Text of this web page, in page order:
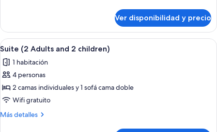
(2
Adults)
Ver disponibilidad y precio
Ver
todas
las
fotos
de
Suite
(2
Habitación de hotel con cama, sofá,
6
Suite (2 Adults and 2 children)
1 habitación
4 personas
2 camas individuales y 1 sofá cama doble
Wifi gratuito
Más detalles
Más